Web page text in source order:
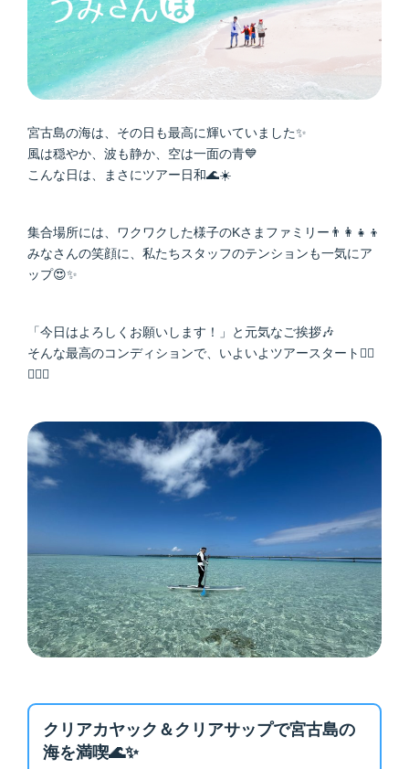
宮古島の海は、その日も最高に輝いていました✨
風は穏やか、波も静か、空は一面の青💙
こんな日は、まさにツアー日和🌊☀️
集合場所には、ワクワクした様子のKさまファミリー👨‍👩‍👧‍👦
みなさんの笑顔に、私たちスタッフのテンションも一気にア
ップ😍✨
「今日はよろしくお願いします！」と元気なご挨拶🎶
そんな最高のコンディションで、いよいよツアースタート🚣‍♂️
🏄‍♀️✨
クリアカヤック＆クリアサップで宮古島の
海を満喫🌊✨